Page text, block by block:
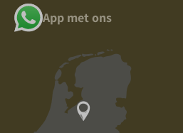
App met ons